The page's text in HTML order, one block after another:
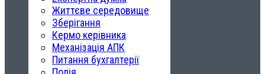
Життєве середовище
Зберігання
Кермо керівника
Механізація АПК
Питання бухгалтерії